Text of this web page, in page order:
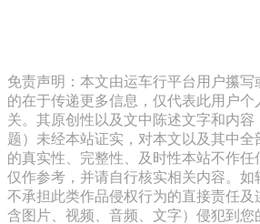
免责声明：本文由运车行平台用户攥写
的在于传递更多信息，仅代表此用户
关。其原创性以及文中陈述文字和内容
题）未经本站证实，对本文以及其中
的真实性、完整性、及时性本站不作
仅作参考，并请自行核实相关内容。
不承担此类作品侵权行为的直接责任
含图片、视频、音频、文字）侵犯到您